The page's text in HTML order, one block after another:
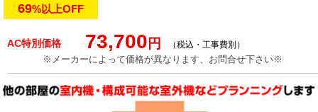
69%以上OFF
AC特別価格 73,700 円 （税込・工事費別）
※メーカーによって価格が異なります、お問合せ下さい※